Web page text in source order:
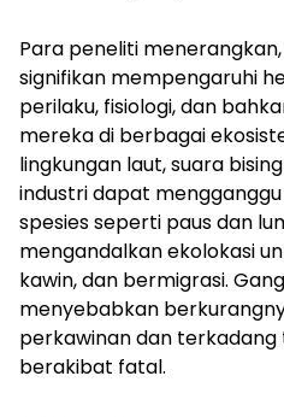
Para peneliti
signifikan mempengaruhi
perilaku, fisiologi, dan
mereka di berbagai
lingkungan laut, suara
industri dapat
spesies seperti paus dan
mengandalkan ekolokasi
kawin, dan bermigrasi.
menyebabkan
perkawinan dan
berakibat fatal.